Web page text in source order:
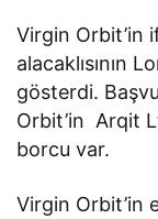
Virgin Orbit’in
alacaklısının
gösterdi.
Orbit’in Arqit
borcu var.
Virgin Orbit’in